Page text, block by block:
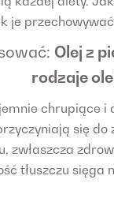
je
Olej z
rodzaje
chrupiące i
się
zwłaszcza
tłuszczu sięga